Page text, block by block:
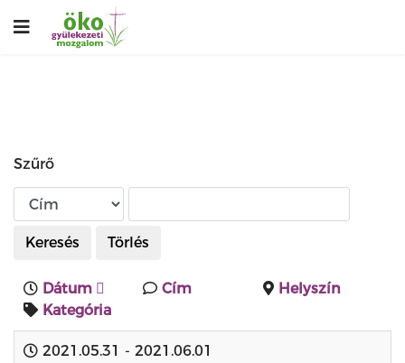
Szűrő
Keresés Törlés
Dátum Cím
Helyszín
Kategória
2021.05.31 - 2021.06.01